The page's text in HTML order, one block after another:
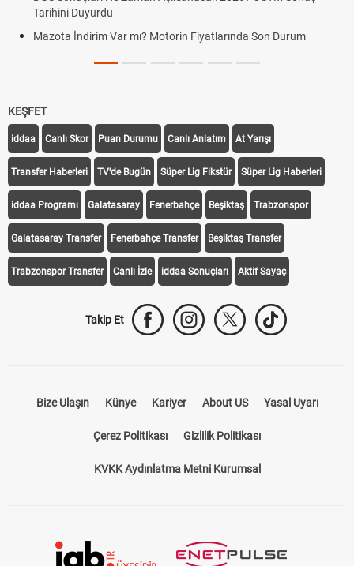
Tarihini Duyurdu
Mazota İndirim Var mı? Motorin Fiyatlarında Son Durum
KEŞFET
iddaa Canlı Skor Puan Durumu Canlı Anlatım At Yarışı
Transfer Haberleri TV'de Bugün Süper Lig Fikstür Süper Lig Haberleri
iddaa Programı Galatasaray Fenerbahçe Beşiktaş Trabzonspor
Galatasaray Transfer Fenerbahçe Transfer Beşiktaş Transfer
Trabzonspor Transfer Canlı İzle iddaa Sonuçları Aktif Sayaç
Takip Et
Bize Ulaşın Künye Kariyer About US Yasal Uyarı
Çerez Politikası Gizlilik Politikası
KVKK Aydınlatma Metni Kurumsal